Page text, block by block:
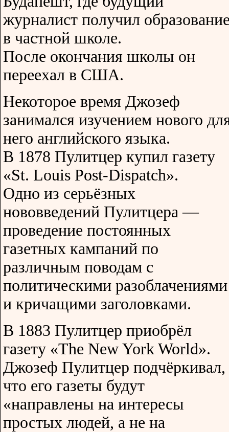
журналист получил
в частной школе.
После окончания школы он
переехал в США.
Некоторое время Джозеф
занимался изучением нового
него английского языка.
В 1878 Пулитцер купил газету
«St. Louis Post-Dispatch».
Одно из серьёзных
нововведений Пулитцера —
проведение постоянных
газетных кампаний по
различным поводам с
политическими разоблачениями
и кричащими заголовками.
В 1883 Пулитцер приобрёл
газету «The New York World».
Джозеф Пулитцер подчёркивал,
что его газеты будут
«направлены на интересы
простых людей, а не на